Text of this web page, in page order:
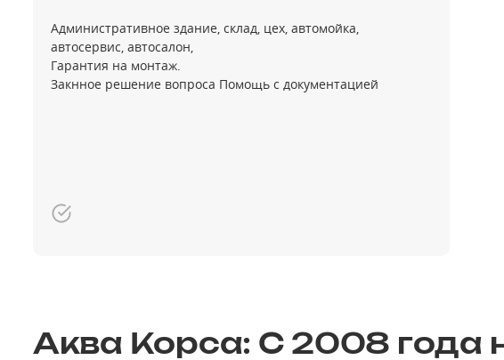
Административное здание, склад, цех, автомойка,
автосервис, автосалон,
Гарантия на монтаж.
Закнное решение вопроса Помощь с документацией
Аква Корса: С 2008 года